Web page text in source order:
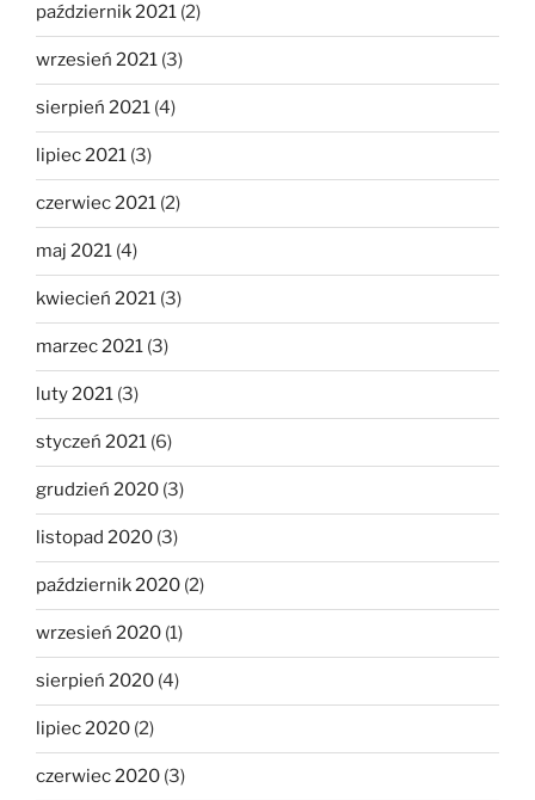
październik 2021 (2)
wrzesień 2021 (3)
sierpień 2021 (4)
lipiec 2021 (3)
czerwiec 2021 (2)
maj 2021 (4)
kwiecień 2021 (3)
marzec 2021 (3)
luty 2021 (3)
styczeń 2021 (6)
grudzień 2020 (3)
listopad 2020 (3)
październik 2020 (2)
wrzesień 2020 (1)
sierpień 2020 (4)
lipiec 2020 (2)
czerwiec 2020 (3)